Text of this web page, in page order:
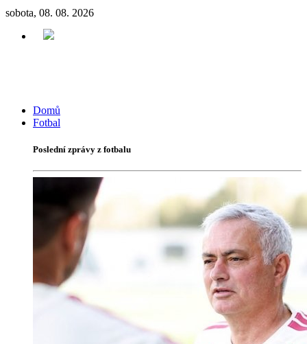
sobota, 08. 08. 2026
Domů
Fotbal
Poslední zprávy z fotbalu